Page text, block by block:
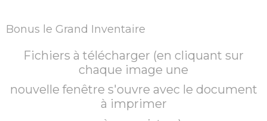
Bonus le Grand Inventaire
Fichiers à télécharger (en cliquant sur
chaque image une
nouvelle fenêtre s'ouvre avec le document
à imprimer